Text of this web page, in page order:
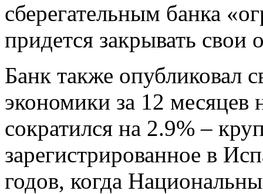
сберегательным банка
придется закрывать свои
Банк также опубликовал
экономики за 12 месяцев
сократился на 2.9% –
зарегистрированное в
годов, когда